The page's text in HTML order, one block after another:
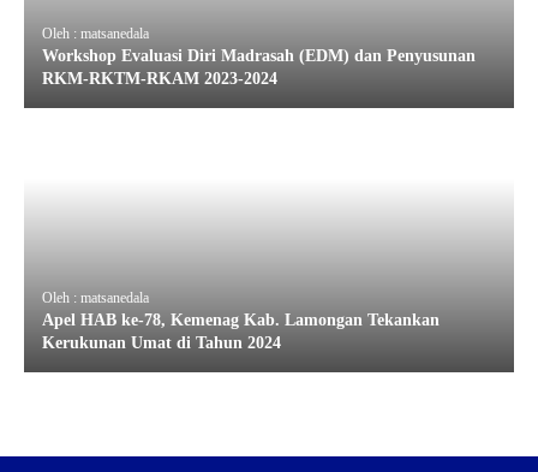
Oleh : matsanedala
Workshop Evaluasi Diri Madrasah (EDM) dan Penyusunan
RKM-RKTM-RKAM 2023-2024
Oleh : matsanedala
Apel HAB ke-78, Kemenag Kab. Lamongan Tekankan
Kerukunan Umat di Tahun 2024